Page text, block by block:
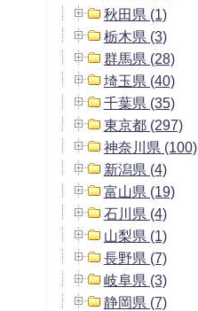
秋田県 (1)
栃木県 (3)
群馬県 (28)
埼玉県 (40)
千葉県 (35)
東京都 (297)
神奈川県 (100)
新潟県 (4)
富山県 (19)
石川県 (4)
山梨県 (1)
長野県 (7)
岐阜県 (3)
静岡県 (7)